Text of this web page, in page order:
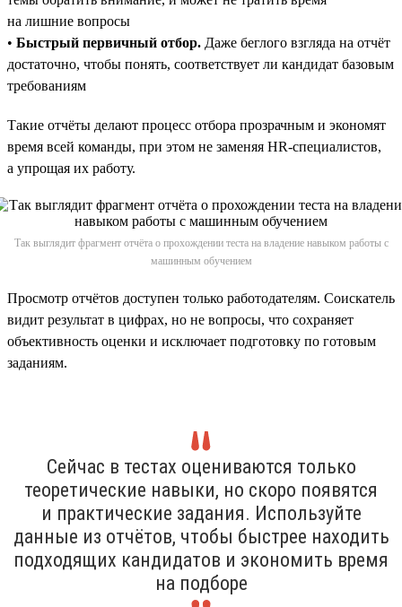
на лишние вопросы
• Быстрый первичный отбор. Даже беглого взгляда на отчёт
достаточно, чтобы понять, соответствует ли кандидат базовым
требованиям
Такие отчёты делают процесс отбора прозрачным и экономят
время всей команды, при этом не заменяя HR-специалистов,
а упрощая их работу.
Так выглядит фрагмент отчёта о прохождении теста на владение навыком работы с
машинным обучением
Просмотр отчётов доступен только работодателям. Соискатель
видит результат в цифрах, но не вопросы, что сохраняет
объективность оценки и исключает подготовку по готовым
заданиям.
Сейчас в тестах оцениваются только
теоретические навыки, но скоро появятся
и практические задания. Используйте
данные из отчётов, чтобы быстрее находить
подходящих кандидатов и экономить время
на подборе